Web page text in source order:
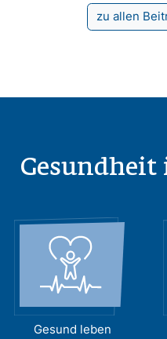
zu allen
Gesundheit
Gesund leben